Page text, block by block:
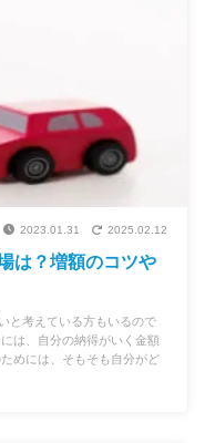
2023.01.31 2025.02.12
は？増額のコツや
と考えている方もいるので
は、自分の納得がいく金額
めには、そもそも自分がど